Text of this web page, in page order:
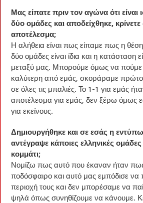
Μας είπατε πριν τον αγώνα ότι είναι
δύο ομάδες και αποδείχθηκε,
αποτέλεσμα;
Η αλήθεια είναι πως είπαμε πως η
δύο ομάδες είναι ίδια και η κατάσταση
μεταξύ μας. Μπορούμε όμως να
καλύτερη από εμάς, σκοράραμε
σε όλες τις μπαλιές. Το 1-1 για εμάς
αποτέλεσμα για εμάς, δεν ξέρω όμως
για εκείνους.
Δημιουργήθηκε και σε εσάς η
αντέγραψε κάποιες ελληνικές
κομμάτι;
Νομίζω πως αυτό που έκαναν ήταν
ποδόσφαιρο και αυτό μας εμπόδισε να
περιοχή τους και δεν μπορέσαμε να
ψηλά όπως συνηθίζουμε να κάνουμε.